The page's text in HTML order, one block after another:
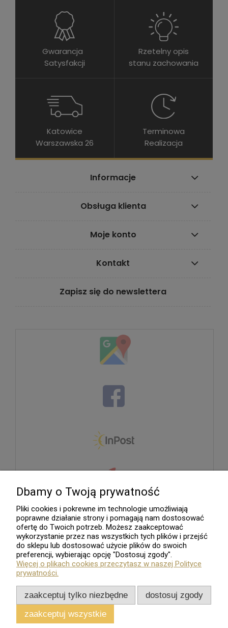
Gwarancja
Satysfakcji
Rzetelny opis
stanu zachowania
Katowice
Warszawska 26
Terminowa
Realizacja
Informacje
Obsługa klienta
Moje konto
Kontakt
Zapisz się do newslettera
Sklep internetowy
Wszelkie Prawa Zastrzeżone - 2026. Sklep Numizmatyczny.Com
Dbamy o Twoją prywatność
Pliki cookies i pokrewne im technologie umożliwiają
poprawne działanie strony i pomagają nam dostosować
ofertę do Twoich potrzeb. Możesz zaakceptować
wykorzystanie przez nas wszystkich tych plików i przejść
do sklepu lub dostosować użycie plików do swoich
preferencji, wybierając opcję "Dostosuj zgody".
Więcej o plikach cookies przeczytasz w naszej Polityce
prywatności.
zaakceptuj tylko niezbędne
dostosuj zgody
zaakceptuj wszystkie